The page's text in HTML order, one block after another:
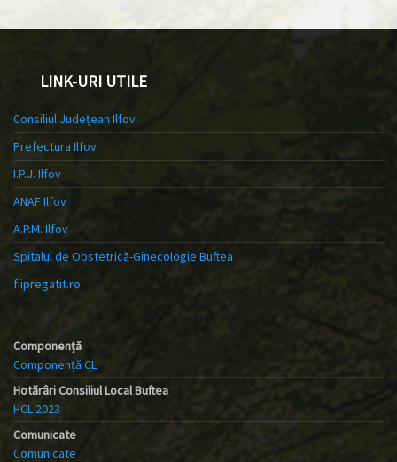
LINK-URI UTILE
Consiliul Județean Ilfov
Prefectura Ilfov
I.P.J. Ilfov
ANAF Ilfov
A.P.M. Ilfov
Spitalul de Obstetrică-Ginecologie Buftea
fiipregatit.ro
Componență
Componență CL
Hotărâri Consiliul Local Buftea
HCL 2023
Comunicate
Comunicate